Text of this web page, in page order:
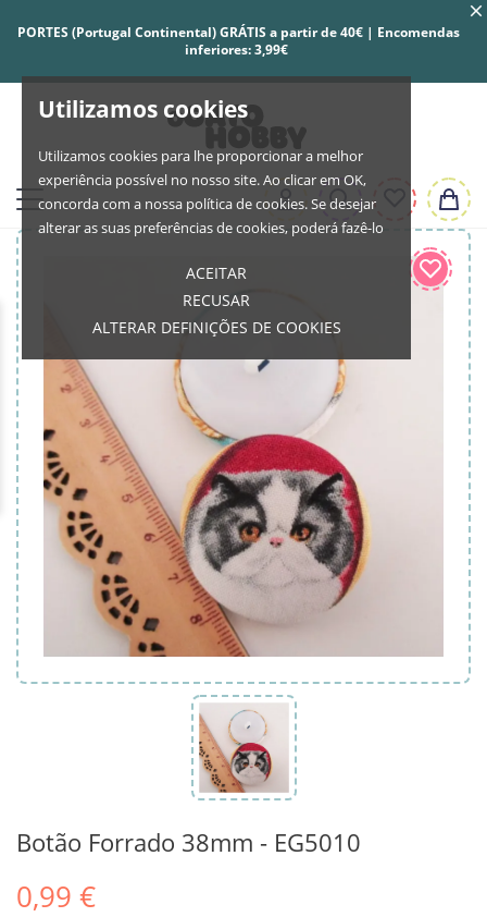
Utilizamos cookies
Utilizamos cookies para lhe proporcionar a melhor
experiência possível no nosso site. Ao clicar em OK,
concorda com a nossa política de cookies. Se desejar
alterar as suas preferências de cookies, poderá fazê-lo
ACEITAR
RECUSAR
ALTERAR DEFINIÇÕES DE COOKIES
PORTES (Portugal Continental) GRÁTIS a partir de 40€ | Encomendas
inferiores: 3,99€
Botão Forrado 38mm - EG5010
0,99 €